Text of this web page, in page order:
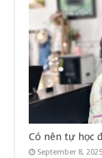
Có nên tự học
September 8, 2025